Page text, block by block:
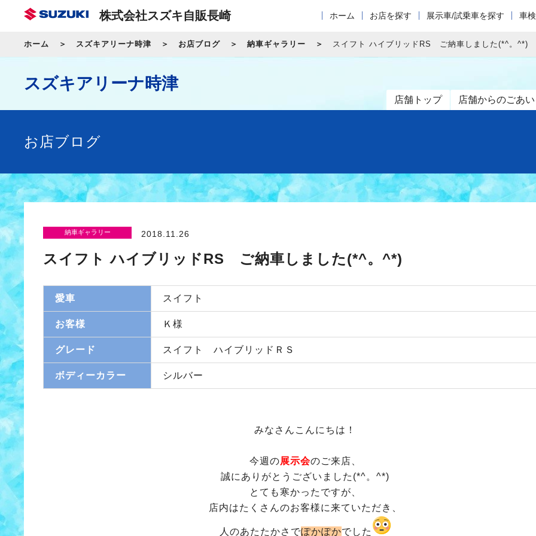
株式会社スズキ自販長崎 ホーム お店を探す 展示車/試乗車を探す 車
ホーム スズキアリーナ時津 お店ブログ 納車ギャラリー スイフト ハイブリッドRS ご納車しました(*^。^*)
スズキアリーナ時津
店舗トップ 店舗からのごあ
お店ブログ
納車ギャラリー 2018.11.26
スイフト ハイブリッドRS ご納車しました(*^。^*)
愛車 スイフト
お客様 Ｋ様
グレード スイフト ハイブリッドＲＳ
ボディーカラー シルバー
みなさんこんにちは！
今週の展示会のご来店、
誠にありがとうございました(*^。^*)
とても寒かったですが、
店内はたくさんのお客様に来ていただき、
人のあたたかさでぽかぽかでした